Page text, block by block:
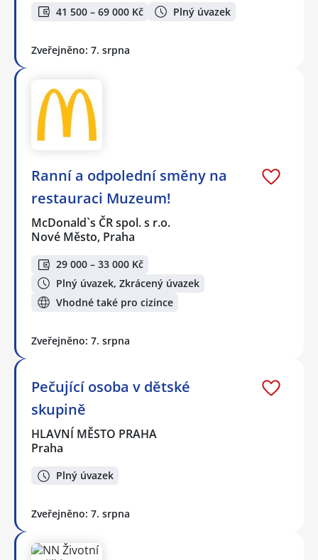
41 500 – 69 000 Kč Plný úvazek
Zveřejněno: 7. srpna
Ranní a odpolední směny na
restauraci Muzeum!
McDonald`s ČR spol. s r.o.
Nové Město, Praha
29 000 – 33 000 Kč
Plný úvazek, Zkrácený úvazek
Vhodné také pro cizince
Zveřejněno: 7. srpna
Pečující osoba v dětské
skupině
HLAVNÍ MĚSTO PRAHA
Praha
Plný úvazek
Zveřejněno: 7. srpna